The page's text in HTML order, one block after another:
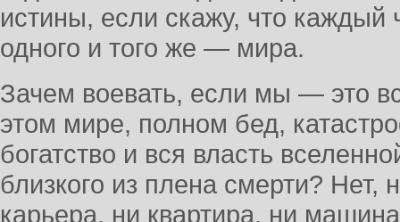
истины, если скажу, что каждый
одного и того же — мира.
Зачем воевать, если мы — это
этом мире, полном бед,
богатство и вся власть
близкого из плена смерти? Нет,
карьера, ни квартира, ни